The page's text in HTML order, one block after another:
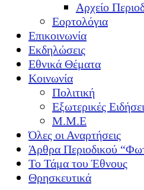
Αρχείο
Εορτολόγια
Επικοινωνία
Εκδηλώσεις
Εθνικά Θέματα
Κοινωνία
Πολιτική
Εξωτερικές
Μ.Μ.Ε
Όλες οι Αναρτήσεις
Άρθρα Περιοδικού
Το Τάμα του Έθνους
Θρησκευτικά